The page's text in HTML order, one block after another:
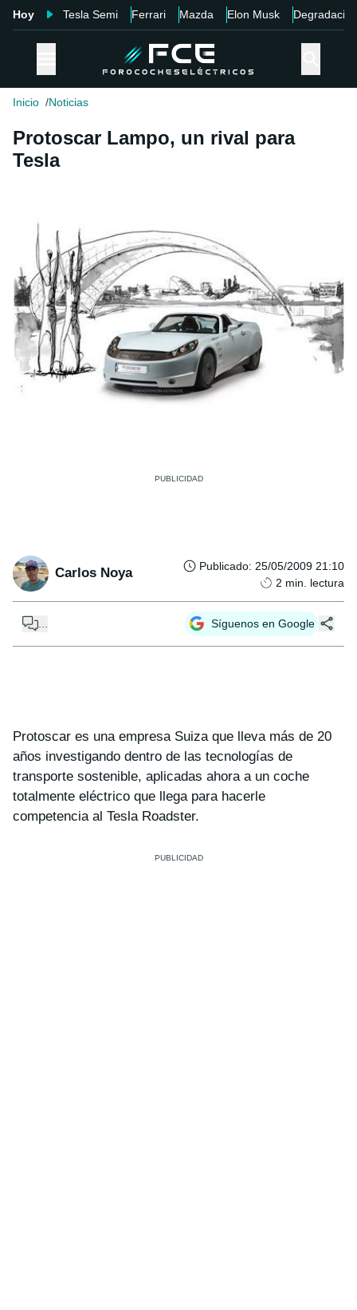
Hoy Tesla Semi Ferrari Mazda Elon Musk Degradación
Inicio Noticias
Protoscar Lampo, un rival para
Tesla
Carlos Noya Publicado: 25/05/2009 21:10
2 min. lectura
Síguenos en Google
Protoscar es una empresa Suiza que lleva más de 20
años investigando dentro de las tecnologías de
transporte sostenible, aplicadas ahora a un coche
totalmente eléctrico que llega para hacerle
competencia al Tesla Roadster.